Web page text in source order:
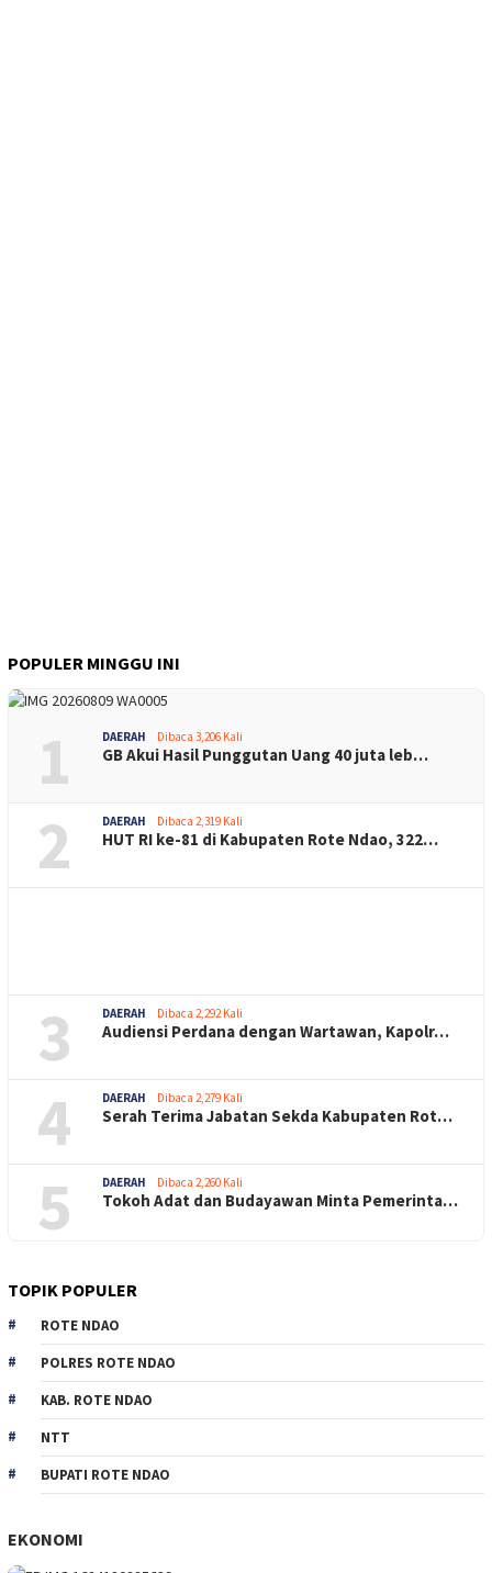
POPULER MINGGU INI
1 DAERAH Dibaca 3,206 Kali
GB Akui Hasil Punggutan Uang 40 juta leb…
2 DAERAH Dibaca 2,319 Kali
HUT RI ke-81 di Kabupaten Rote Ndao, 322…
3 DAERAH Dibaca 2,292 Kali
Audiensi Perdana dengan Wartawan, Kapolr…
4 DAERAH Dibaca 2,279 Kali
Serah Terima Jabatan Sekda Kabupaten Rot…
5 DAERAH Dibaca 2,260 Kali
Tokoh Adat dan Budayawan Minta Pemerinta…
TOPIK POPULER
ROTE NDAO
POLRES ROTE NDAO
KAB. ROTE NDAO
NTT
BUPATI ROTE NDAO
EKONOMI